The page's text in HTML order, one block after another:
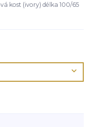
kost (ivory) délka 100/65